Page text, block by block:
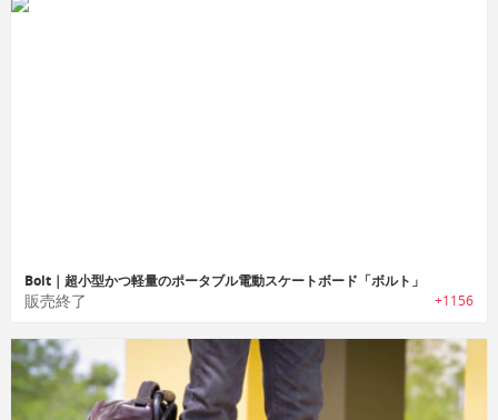
Bolt｜超小型かつ軽量のポータブル電動スケートボード「ボルト」
販売終了 +1156